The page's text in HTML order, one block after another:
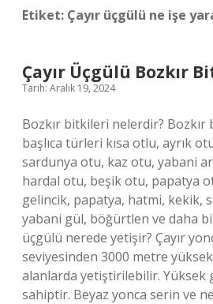
Etiket: Çayır üçgülü ne işe
Çayır Üçgülü Bozkır
Tarih: Aralık 19, 2024
Bozkır bitkileri nelerdir?
başlıca türleri kısa otlu, ayrık
sardunya otu, kaz otu, yabani
hardal otu, beşik otu, papatya
gelincik, papatya, hatmi, kekik,
yabani gül, böğürtlen ve daha
üçgülü nerede yetişir? Çayır
seviyesinden 3000 metre
alanlarda yetiştirilebilir. Yüksek
sahiptir. Beyaz yonca serin ve